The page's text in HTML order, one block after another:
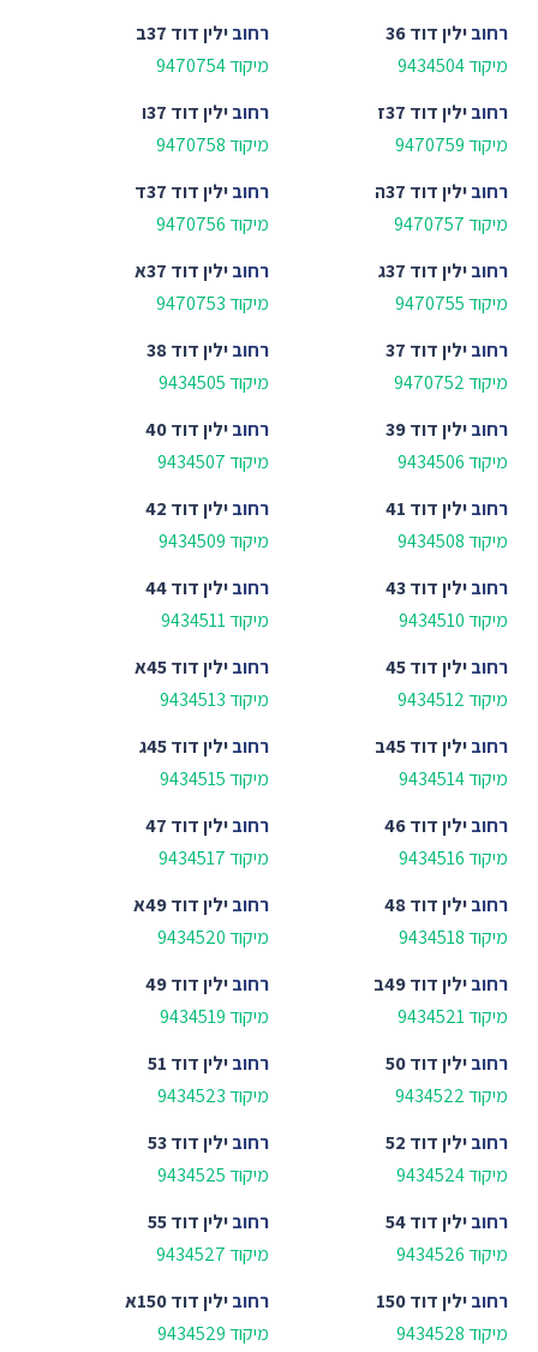
רחובילין דוד 36
מיקוד 9434504
רחובילין דוד 37ב
מיקוד 9470754
רחובילין דוד 37ז
מיקוד 9470759
רחובילין דוד 37ו
מיקוד 9470758
רחובילין דוד 37ה
מיקוד 9470757
רחובילין דוד 37ד
מיקוד 9470756
רחובילין דוד 37ג
מיקוד 9470755
רחובילין דוד 37א
מיקוד 9470753
רחובילין דוד 37
מיקוד 9470752
רחובילין דוד 38
מיקוד 9434505
רחובילין דוד 39
מיקוד 9434506
רחובילין דוד 40
מיקוד 9434507
רחובילין דוד 41
מיקוד 9434508
רחובילין דוד 42
מיקוד 9434509
רחובילין דוד 43
מיקוד 9434510
רחובילין דוד 44
מיקוד 9434511
רחובילין דוד 45
מיקוד 9434512
רחובילין דוד 45א
מיקוד 9434513
רחובילין דוד 45ב
מיקוד 9434514
רחובילין דוד 45ג
מיקוד 9434515
רחובילין דוד 46
מיקוד 9434516
רחובילין דוד 47
מיקוד 9434517
רחובילין דוד 48
מיקוד 9434518
רחובילין דוד 49א
מיקוד 9434520
רחובילין דוד 49ב
מיקוד 9434521
רחובילין דוד 49
מיקוד 9434519
רחובילין דוד 50
מיקוד 9434522
רחובילין דוד 51
מיקוד 9434523
רחובילין דוד 52
מיקוד 9434524
רחובילין דוד 53
מיקוד 9434525
רחובילין דוד 54
מיקוד 9434526
רחובילין דוד 55
מיקוד 9434527
רחובילין דוד 150
מיקוד 9434528
רחובילין דוד 150א
מיקוד 9434529